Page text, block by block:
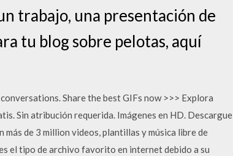
trabajo, una presentación de
tu blog sobre pelotas, aquí
Share the best GIFs now >>> Explora
Sin atribución requerida. Imágenes en HD. Descargue
más de 3 million videos, plantillas y música libre de
el tipo de archivo favorito en internet debido a su